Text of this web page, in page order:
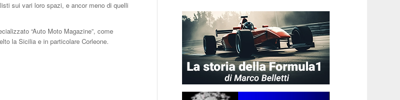
sui vari loro spazi, e ancor meno di quelli
“Auto Moto Magazine”, come
la Sicilia e in particolare Corleone.